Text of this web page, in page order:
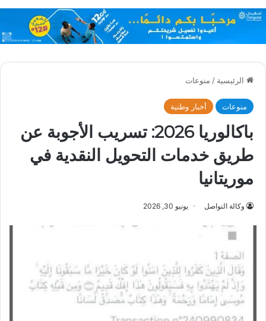
الرئيسية / منوعات
منوعات أخبار وطنية
باكالوريا 2026: تسريب الأجوبة عن
طريق خدمات التحويل النقدية في
موريتانيا
وكالة التواصل يونيو 30, 2026